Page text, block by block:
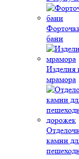
бани
Изделия
мрамора
камни